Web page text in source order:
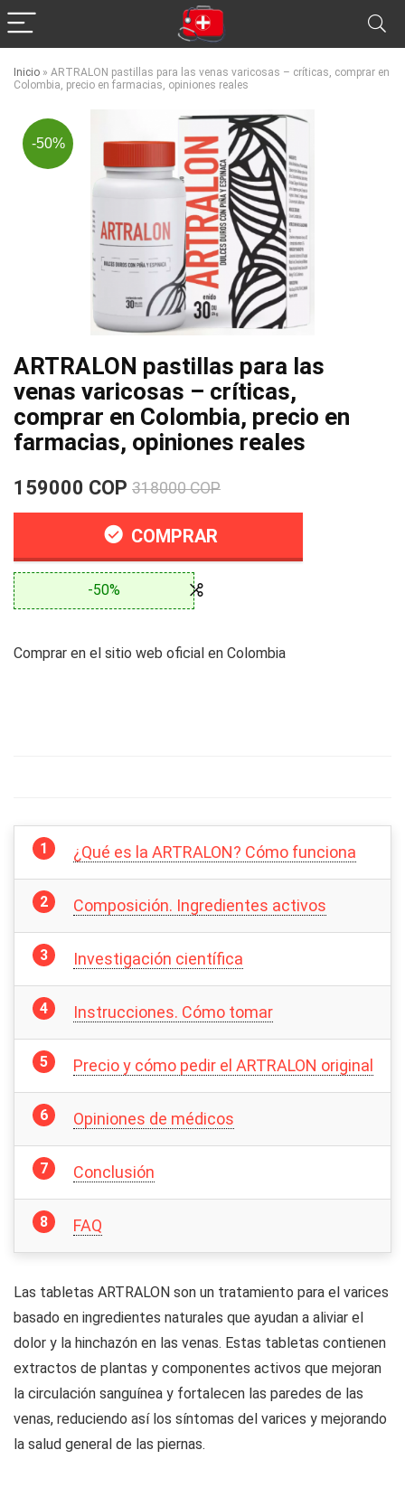
Inicio » ARTRALON pastillas para las venas varicosas – críticas, comprar en
Colombia, precio en farmacias, opiniones reales
-50%
ARTRALON pastillas para las
venas varicosas – críticas,
comprar en Colombia, precio en
farmacias, opiniones reales
159000 COP 318000 COP
COMPRAR
-50%
Comprar en el sitio web oficial en Colombia
¿Qué es la ARTRALON? Cómo funciona
Composición. Ingredientes activos
Investigación científica
Instrucciones. Cómo tomar
Precio y cómo pedir el ARTRALON original
Opiniones de médicos
Conclusión
FAQ
Las tabletas ARTRALON son un tratamiento para el varices
basado en ingredientes naturales que ayudan a aliviar el
dolor y la hinchazón en las venas. Estas tabletas contienen
extractos de plantas y componentes activos que mejoran
la circulación sanguínea y fortalecen las paredes de las
venas, reduciendo así los síntomas del varices y mejorando
la salud general de las piernas.